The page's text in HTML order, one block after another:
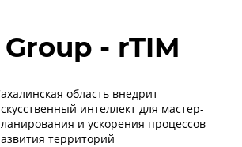
- rTIM
область внедрит
интеллект для мастер-
и ускорения процессов
территорий